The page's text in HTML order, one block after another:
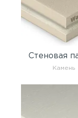
Стеновая
Камень